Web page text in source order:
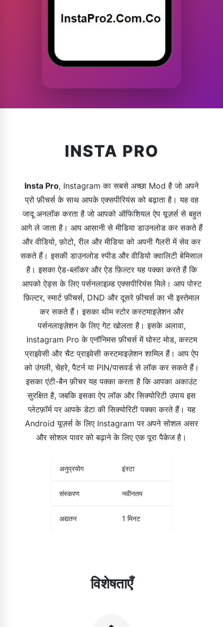
INSTA PRO
Insta Pro, Instagram का सबसे अच्छा Mod है जो अपने
प्रो फ़ीचर्स के साथ आपके एक्सपीरियंस को बढ़ाता है। यह वह
जादू अनलॉक करता है जो आपको ऑफिशियल ऐप यूज़र्स से बहुत
आगे ले जाता है। आप आसानी से मीडिया डाउनलोड कर सकते हैं
और वीडियो, फ़ोटो, रील और मीडिया को अपनी गैलरी में सेव कर
सकते हैं। इसकी डाउनलोड स्पीड और वीडियो क्वालिटी बेमिसाल
है। इसका ऐड-ब्लॉकर और ऐड फ़िल्टर यह पक्का करते हैं कि
आपको ऐड्स के लिए पर्सनलाइज़्ड एक्सपीरियंस मिले। आप पोस्ट
फ़िल्टर, स्मार्ट फ़ीचर्स, DND और दूसरे फ़ीचर्स का भी इस्तेमाल
कर सकते हैं। इसका थीम स्टोर कस्टमाइज़ेशन और
पर्सनलाइज़ेशन के लिए गेट खोलता है। इसके अलावा,
Instagram Pro के एनॉनिमस फ़ीचर्स में घोस्ट मोड, कस्टम
प्राइवेसी और चैट प्राइवेसी कस्टमाइज़ेशन शामिल हैं। आप ऐप
को उंगली, चेहरे, पैटर्न या PIN/पासवर्ड से लॉक कर सकते हैं।
इसका एंटी-बैन फ़ीचर यह पक्का करता है कि आपका अकाउंट
सुरक्षित है, जबकि इसका ऐप लॉक और सिक्योरिटी उपाय इस
प्लेटफ़ॉर्म पर आपके डेटा की सिक्योरिटी पक्का करते हैं। यह
Android यूज़र्स के लिए Instagram पर अपने सोशल असर
और सोशल पावर को बढ़ाने के लिए एक पूरा पैकेज है।
अनुप्रयोग इंस्टा
संस्करण नवीनतम
अद्यतन 1 मिनट
विशेषताएँ